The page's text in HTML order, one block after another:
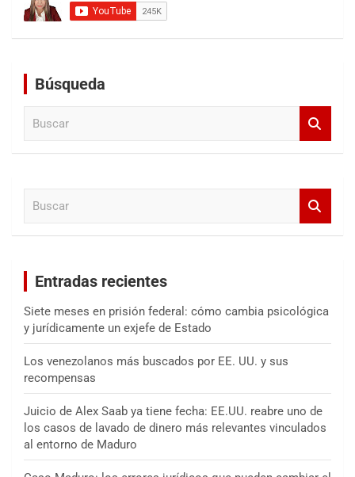
Búsqueda
Entradas recientes
Siete meses en prisión federal: cómo cambia psicológica
y jurídicamente un exjefe de Estado
Los venezolanos más buscados por EE. UU. y sus
recompensas
Juicio de Alex Saab ya tiene fecha: EE.UU. reabre uno de
los casos de lavado de dinero más relevantes vinculados
al entorno de Maduro